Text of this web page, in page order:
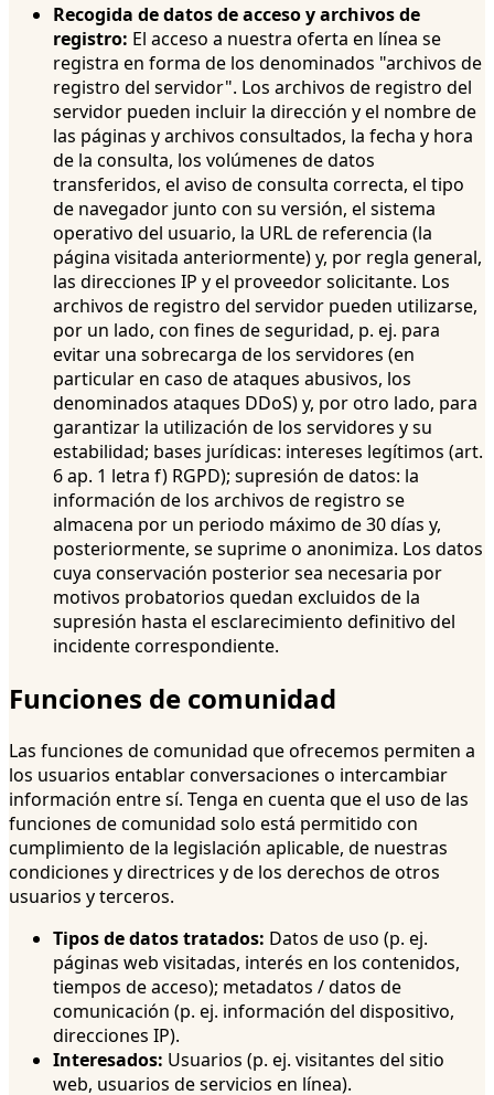
Recogida de datos de acceso y archivos de
registro: El acceso a nuestra oferta en línea se
registra en forma de los denominados "archivos de
registro del servidor". Los archivos de registro del
servidor pueden incluir la dirección y el nombre de
las páginas y archivos consultados, la fecha y hora
de la consulta, los volúmenes de datos
transferidos, el aviso de consulta correcta, el tipo
de navegador junto con su versión, el sistema
operativo del usuario, la URL de referencia (la
página visitada anteriormente) y, por regla general,
las direcciones IP y el proveedor solicitante. Los
archivos de registro del servidor pueden utilizarse,
por un lado, con fines de seguridad, p. ej. para
evitar una sobrecarga de los servidores (en
particular en caso de ataques abusivos, los
denominados ataques DDoS) y, por otro lado, para
garantizar la utilización de los servidores y su
estabilidad; bases jurídicas: intereses legítimos (art.
6 ap. 1 letra f) RGPD); supresión de datos: la
información de los archivos de registro se
almacena por un periodo máximo de 30 días y,
posteriormente, se suprime o anonimiza. Los datos
cuya conservación posterior sea necesaria por
motivos probatorios quedan excluidos de la
supresión hasta el esclarecimiento definitivo del
incidente correspondiente.
Funciones de comunidad
Las funciones de comunidad que ofrecemos permiten a
los usuarios entablar conversaciones o intercambiar
información entre sí. Tenga en cuenta que el uso de las
funciones de comunidad solo está permitido con
cumplimiento de la legislación aplicable, de nuestras
condiciones y directrices y de los derechos de otros
usuarios y terceros.
Tipos de datos tratados: Datos de uso (p. ej.
páginas web visitadas, interés en los contenidos,
tiempos de acceso); metadatos / datos de
comunicación (p. ej. información del dispositivo,
direcciones IP).
Interesados: Usuarios (p. ej. visitantes del sitio
web, usuarios de servicios en línea).